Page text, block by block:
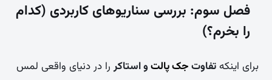
فصل سوم: بررسی سناریوهای کاربردی (کدام
را بخرم؟)
برای اینکهتفاوتجک پالتو استاکررا در دنیای واقعی لمس